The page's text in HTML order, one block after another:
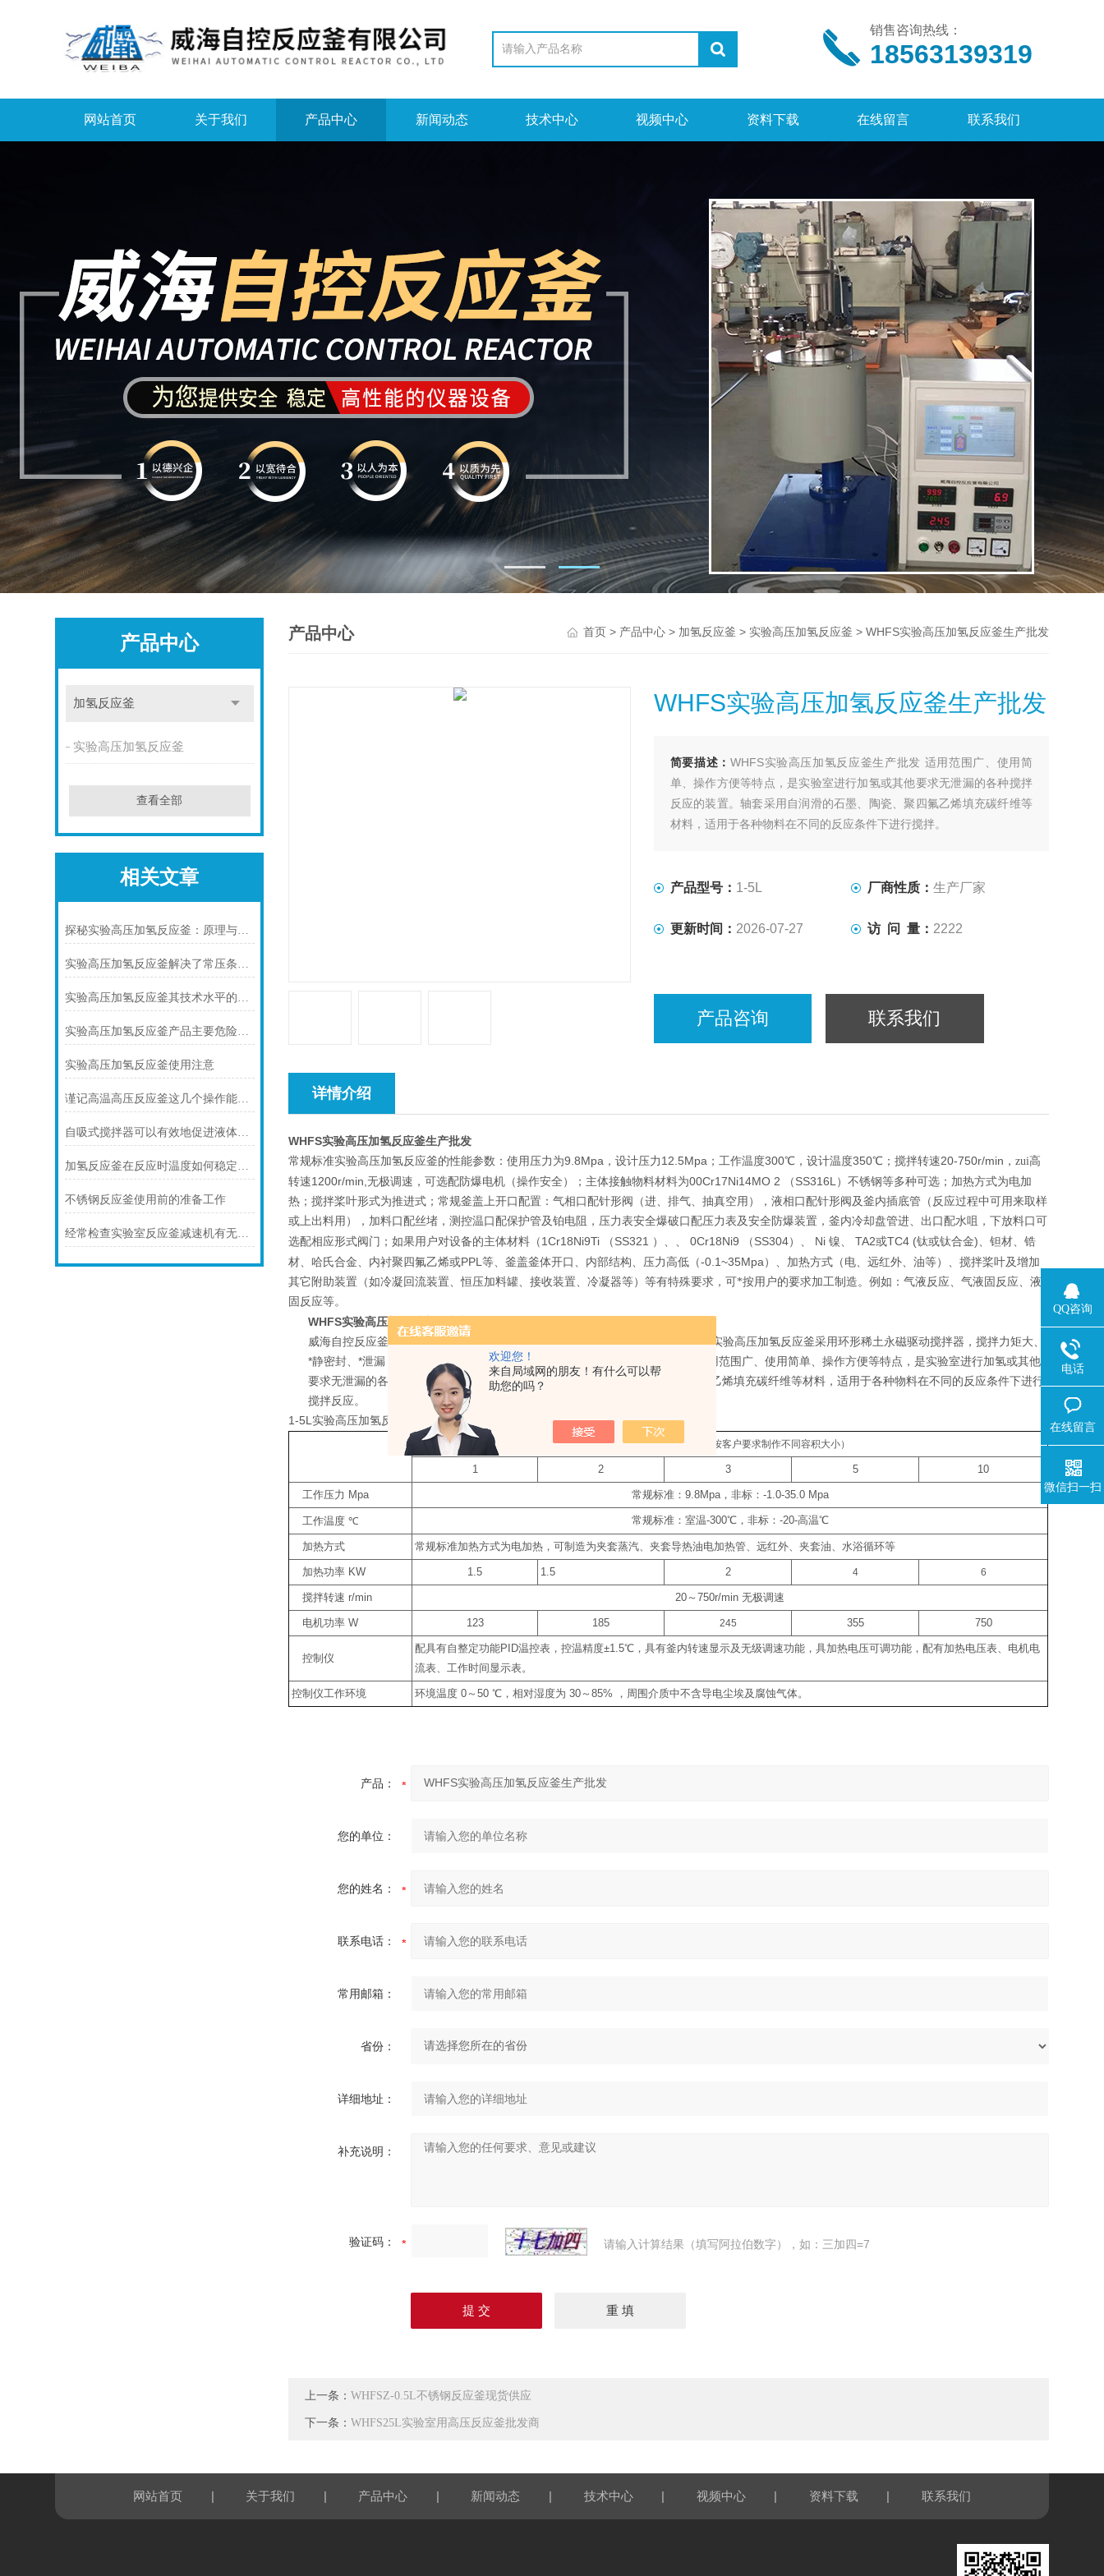
欢迎您！
来自局域网的朋友！有什么可以帮
助您的吗？
销售咨询热线：
18563139319
网站首页 关于我们 产品中心 新闻动态 技术中心 视频中心 资料下载 在线留言 联系我们
产品中心
加氢反应釜
实验高压加氢反应釜
查看全部
相关文章
探秘实验高压加氢反应釜：原理与优势解析
实验高压加氢反应釜解决了常压条件下难以完成的反应难题
实验高压加氢反应釜其技术水平的提高对于氢能领域的发展具有重要意义
实验高压加氢反应釜产品主要危险及控制措施
实验高压加氢反应釜使用注意
谨记高温高压反应釜这几个操作能避免不必要的麻烦
自吸式搅拌器可以有效地促进液体中的物质均匀混合
加氢反应釜在反应时温度如何稳定在范围内
不锈钢反应釜使用前的准备工作
经常检查实验室反应釜减速机有无漏油现象
产品中心 首页> 产品中心> 加氢反应釜 > 实验高压加氢反应釜 > WHFS实验高压加氢反应釜生产批发
WHFS实验高压加氢反应釜生产批发
简要描述： WHFS实验高压加氢反应釜生产批发 适用范围广、使用简
单、操作方便等特点，是实验室进行加氢或其他要求无泄漏的各种搅拌
反应的装置。轴套采用自润滑的石墨、陶瓷、聚四氟乙烯填充碳纤维等
材料，适用于各种物料在不同的反应条件下进行搅拌。
产品型号： 1-5L 厂商性质：生产厂家
更新时间： 2026-07-27 访 问 量： 2222
产品咨询 联系我们
详情介绍
WHFS实验高压加氢反应釜生产批发
常规标准实验高压加氢反应釜的性能参数：使用压力为9.8Mpa ，设计压力 12.5Mpa ；工作温度300℃，设计温度350℃；搅拌转速20-750r/min ，zui高
转速1200r/min,无极调速，可选配防爆电机（操作安全）；主体接触物料材料为00Cr17Ni14MO 2 （ SS316L ）不锈钢等多种可选；加热方式为电加
热；搅拌桨叶形式为推进式；常规釜盖上开口配置：气相口配针形阀（进、排气、抽真空用），液相口配针形阀及釜内插底管（反应过程中可用来取样
或上出料用），加料口配丝堵，测控温口配保护管及铂电阻，压力表安全爆破口配压力表及安全防爆装置，釜内冷却盘管进、出口配水咀，下放料口可
选配相应形式阀门；如果用户对设备的主体材料（ 1Cr18Ni9Ti （ SS321 ）、、 0Cr18Ni9 （ SS304）、 Ni镍、 TA2或TC4 (钛或钛合金)、钽材、锆
材、哈氏合金、内衬聚四氟乙烯或PPL等、釜盖釜体开口、内部结构、压力高低（-0.1~35Mpa ）、加热方式（电、远红外、油等）、搅拌桨叶及增加
其它附助装置（如冷凝回流装置、恒压加料罐、接收装置、冷凝器等）等有特殊要求，可*按用户的要求加工制造。例如：气液反应、气液固反应、液
固反应等。
WHFS实验高压加氢反应釜生产批发
威海自控反应釜有限公司30多年实验高压加氢反应生产厂家，生产的WHFS系列实验高压加氢反应釜采用环形稀土永磁驱动搅拌器，搅拌力矩大、
*静密封、*泄漏，耐高温、高压、高真空、搅拌转速高、运行平稳、噪音小、适用范围广、使用简单、操作方便等特点，是实验室进行加氢或其他
要求无泄漏的各种搅拌反应的理想装置。轴套采用自润滑的石墨、陶瓷、聚四氟乙烯填充碳纤维等材料，适用于各种物料在不同的反应条件下进行
搅拌反应。
1-5L实验高压加氢反应釜
常规性能配置表
标配公称容积L（也可按客户要求制作不同容积大小）
1 2 3 5 10
工作压力 Mpa 常规标准： 9.8Mpa，非标： -1.0-35.0 Mpa
工作温度 ℃ 常规标准：室温-300℃，非标： -20-高温℃
加热方式 常规标准加热方式为电加热，可制造为夹套蒸汽、夹套导热油电加热管、远红外、夹套油、水浴循环等
加热功率 KW 1.5 1.5 2 4 6
搅拌转速 r/min 20～ 750r/min无极调速
电机功率 W 123 185 245 355 750
控制仪
配具有自整定功能PID温控表，控温精度±1.5℃ ，具有釜内转速显示及无级调速功能，具加热电压可调功能，配有加热电压表、电机电
流表、工作时间显示表。
控制仪工作环境 环境温度 0～50℃ ，相对湿度为 30～85% ，周围介质中不含导电尘埃及腐蚀气体。
产品：
您的单位：
您的姓名：
联系电话：
常用邮箱：
省份：
详细地址：
补充说明：
验证码： 请输入计算结果（填写阿拉伯数字），如：三加四=7
上一条：WHFSZ-0.5L不锈钢反应釜现货供应
下一条：WHFS25L实验室用高压反应釜批发商
网站首页 | 关于我们 | 产品中心 | 新闻动态 | 技术中心 | 视频中心 | 资料下载 | 联系我们
QQ咨询
电话
在线留言
微信扫一扫